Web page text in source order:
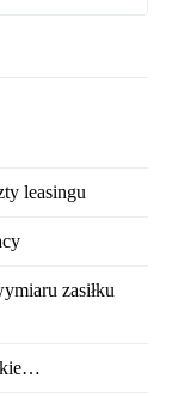
leasingu
zasiłku